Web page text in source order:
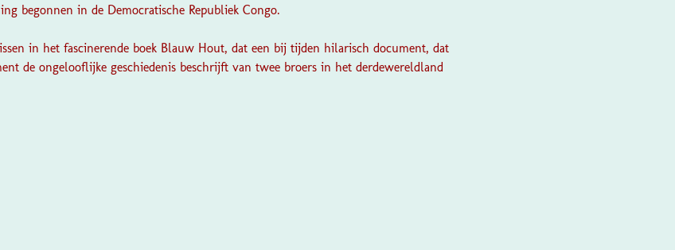
begonnen in de Democratische Republiek Congo.
in het fascinerende boek Blauw Hout, dat een bij tijden hilarisch document, dat
de ongelooflijke geschiedenis beschrijft van twee broers in het derdewereldland